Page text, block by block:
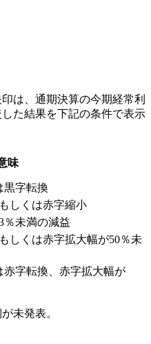
は、通期決算の今期経常利
た結果を下記の条件で表示
味
黒字転換
しくは赤字縮小
％未満の減益
しくは赤字拡大幅が50％未
赤字転換、赤字拡大幅が
未発表。